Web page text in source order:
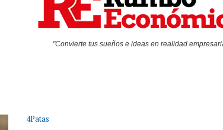
"Convierte tus sueños e ideas en realidad
4Patas